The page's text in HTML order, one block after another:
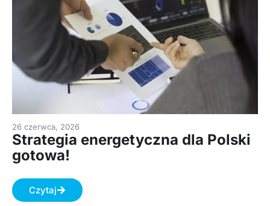
26 czerwca, 2026
Strategia energetyczna dla Polski
gotowa!
Czytaj